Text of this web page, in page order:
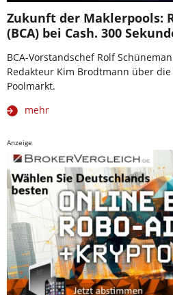
Zukunft der Maklerpools:
(BCA) bei Cash. 300
BCA-Vorstandschef Rolf
Redakteur Kim Brodtmann über
Poolmarkt.
mehr
Anzeige